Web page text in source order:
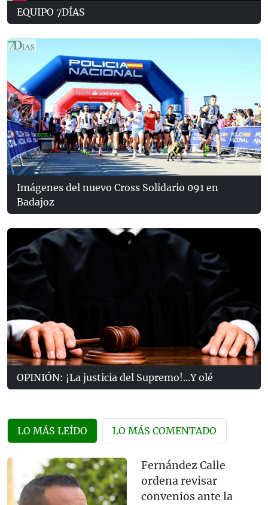
EQUIPO 7DÍAS
Imágenes del nuevo Cross Solidario 091 en
Badajoz
OPINIÓN: ¡La justicia del Supremo!...Y olé
LO MÁS LEÍDO LO MÁS COMENTADO
Fernández Calle
ordena revisar
convenios ante la